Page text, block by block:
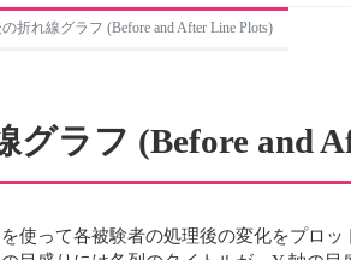
折れ線グラフ (Before and After Line Plots)
グラフ (Before and
使って各被験者の処理後の変化をプロ